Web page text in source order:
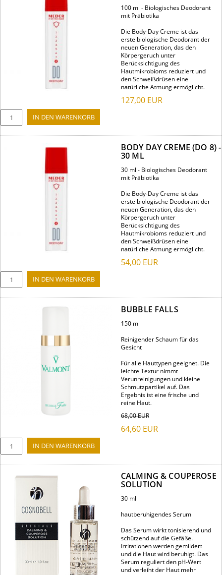
100 ml - Biologisches Deodorant
mit Präbiotika
Die Body-Day Creme ist das
erste biologische Deodorant der
neuen Generation, das den
Körpergeruch unter
Berücksichtigung des
Hautmikrobioms reduziert und
den Schweißdrüsen eine
natürliche Atmung ermöglicht.
127,00 EUR
BODY DAY CREME (DO 8) -
30 ML
30 ml - Biologisches Deodorant
mit Präbiotika
Die Body-Day Creme ist das
erste biologische Deodorant der
neuen Generation, das den
Körpergeruch unter
Berücksichtigung des
Hautmikrobioms reduziert und
den Schweißdrüsen eine
natürliche Atmung ermöglicht.
54,00 EUR
BUBBLE FALLS
150 ml
Reinigender Schaum für das
Gesicht
Für alle Hauttypen geeignet. Die
leichte Textur nimmt
Verunreinigungen und kleine
Schmutzpartikel auf. Das
Ergebnis ist eine frische und
reine Haut.
68,00EUR
64,60 EUR
CALMING & COUPEROSE
SOLUTION
30 ml
hautberuhigendes Serum
Das Serum wirkt tonisierend und
schützend auf die Gefäße.
Irritationen werden gemildert
und die Haut wird beruhigt. Das
Serum reguliert den pH-Wert
und verleiht der Haut mehr